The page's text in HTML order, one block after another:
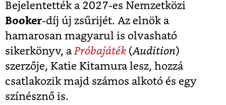
Bejelentették a 2027-es Nemzetközi
Booker-díj új zsűrijét. Az elnök a
hamarosan magyarul is olvasható
sikerkönyv, aPróbajáték (Audition)
szerzője, Katie Kitamura lesz, hozzá
csatlakozik majd számos alkotó és egy
színésznő is.